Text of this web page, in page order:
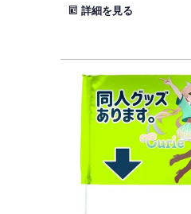
詳細を見る